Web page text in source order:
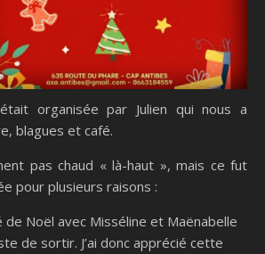
organisée par Julien qui nous a
blagues et café.
pas chaud « là-haut », mais ce fut
pour plusieurs raisons :
de Noël avec Misséline et Maënabelle
de sortir. J’ai donc apprécié cette